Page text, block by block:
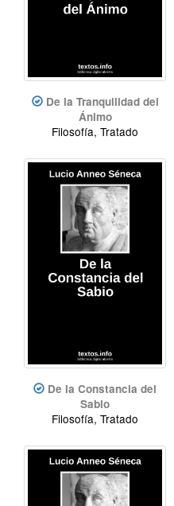
De la Tranquilidad del
Ánimo
Filosofía, Tratado
De la Constancia del
Sabio
Filosofía, Tratado